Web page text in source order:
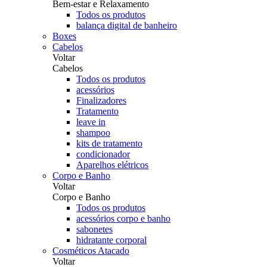
Bem-estar e Relaxamento
Todos os produtos
balança digital de banheiro
Boxes
Cabelos
Voltar
Cabelos
Todos os produtos
acessórios
Finalizadores
Tratamento
leave in
shampoo
kits de tratamento
condicionador
Aparelhos elétricos
Corpo e Banho
Voltar
Corpo e Banho
Todos os produtos
acessórios corpo e banho
sabonetes
hidratante corporal
Cosméticos Atacado
Voltar